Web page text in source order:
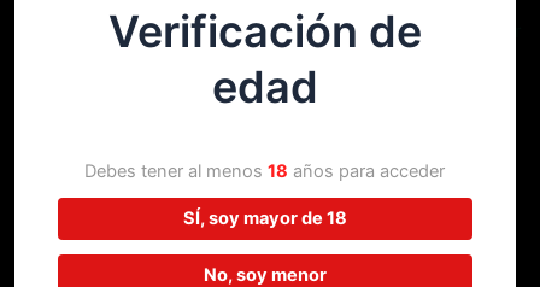
¡Disculpa este desastre! Estamos
trabajando en algo increíble,
¡vuelve pronto!
Verificación de
edad
Debes tener al menos18 años para acceder
SÍ, soy mayor de 18
No, soy menor